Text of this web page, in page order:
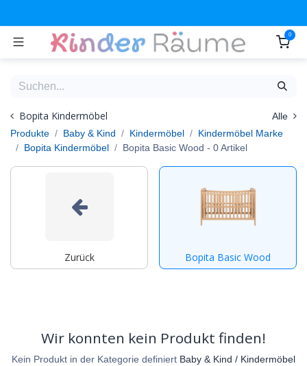
0
Bopita Kindermöbel
Alle
Produkte
Baby & Kind Kindermöbel
Kindermöbel Marke
Bopita Kindermöbel
Bopita Basic Wood - 0 Artikel
Zurück Bopita Basic Wood
Wir konnten kein Produkt finden!
Kein Produkt in der Kategorie definiert Baby & Kind / Kindermöbel